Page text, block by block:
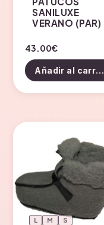
SANILUXE
VERANO (PAR)
43.00€
Añadir al carrito
L M S